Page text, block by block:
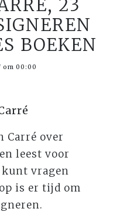
23
BOEKEN
om 00:00
over
leest voor
kunt vragen
is er tijd om